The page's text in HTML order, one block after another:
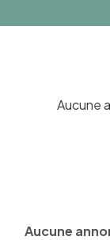
Aucune
Aucune